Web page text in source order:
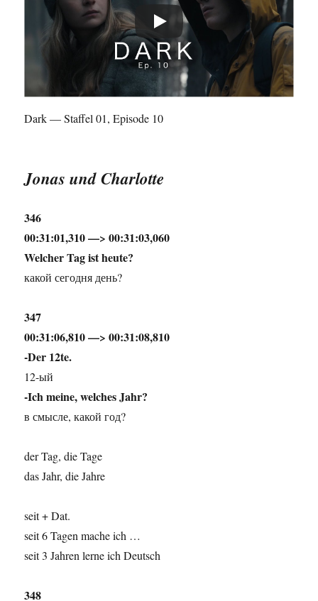
Dark — Staffel 01, Episode 10
Jonas und Charlotte
346
00:31:01,310 —> 00:31:03,060
Welcher Tag ist heute?
какой сегодня день?
347
00:31:06,810 —> 00:31:08,810
-Der 12te.
12-ый
-Ich meine, welches Jahr?
в смысле, какой год?
der Tag, die Tage
das Jahr, die Jahre
seit + Dat.
seit 6 Tagen mache ich …
seit 3 Jahren lerne ich Deutsch
348